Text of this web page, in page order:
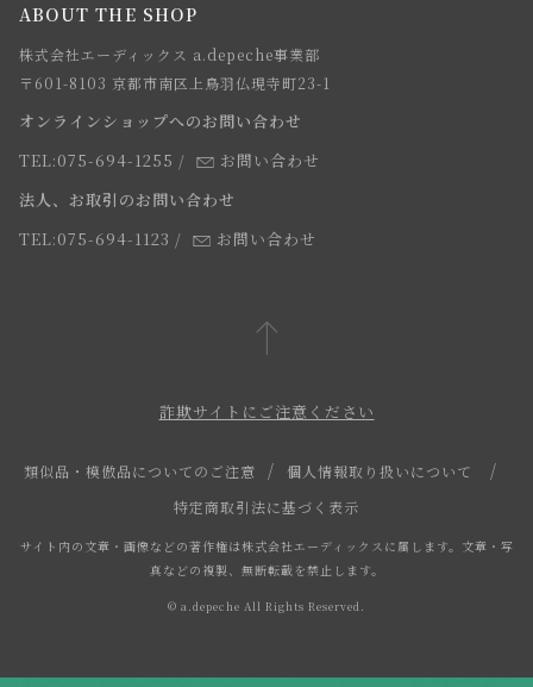
お支払方法について
お届けについて
よくあるご質問
webカタログ
店舗一覧
求人情報
法人のお客様
スタッフ
ABOUT THE SHOP
株式会社エーディックス a.depeche事業部
〒601-8103 京都市南区上鳥羽仏現寺町23-1
オンラインショップへのお問い合わせ
TEL:075-694-1255 /
お問い合わせ
法人、お取引のお問い合わせ
TEL:075-694-1123 / お問い合わせ
詐欺サイトにご注意ください
類似品・模倣品についてのご注意
個人情報取り扱いについて
特定商取引法に基づく表示
サイト内の文章・画像などの著作権は株式会社エーディックスに属します。文章・写
真などの複製、無断転載を禁止します。
© a.depeche All Rights Reserved.